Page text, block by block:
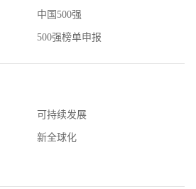
中国500强
500强榜单申报
可持续发展
新全球化